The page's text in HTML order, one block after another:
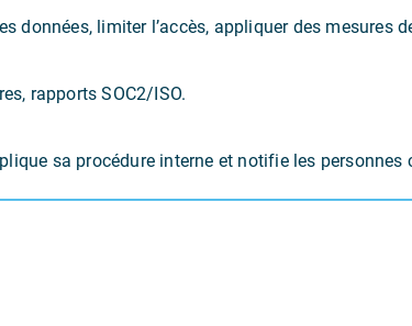
données, limiter l’accès, appliquer des mesures
rapports SOC2/ISO.
sa procédure interne et notifie les